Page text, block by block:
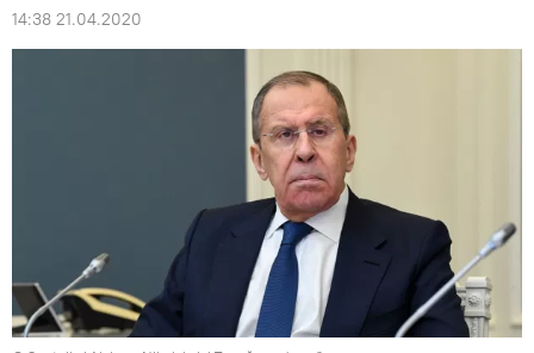
14:38 21.04.2020